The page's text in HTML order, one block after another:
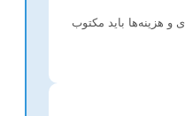
باید مکتوب